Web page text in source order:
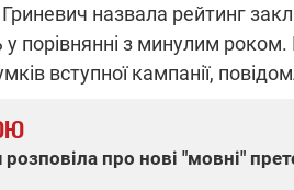
Гриневич назвала рейтинг
у порівнянні з минулим
вступної кампанії,
розповіла про нові "мовні"
ВІДКЛЮЧЕННЯ СВІТЛА В
областях залишається без